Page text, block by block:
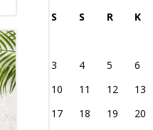
S
S R K
3
4 5 6
10
11 12 13
17
18 19 20